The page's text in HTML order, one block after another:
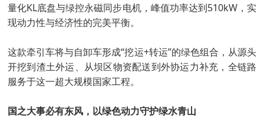
量化KL底盘与绿控永磁同步电机，峰值功率达到510kW，实
现动力性与经济性的完美平衡。
这款牵引车将与自卸车形成“挖运+转运”的绿色组合，从源头
开挖到渣土外运、从坝区物资配送到外协运力补充，全链路
服务于这一超大规模国家工程。
国之大事必有东风，以绿色动力守护绿水青山